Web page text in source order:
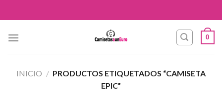
to
0
INICIO / PRODUCTOS ETIQUETADOS “CAMISETA
EPIC”